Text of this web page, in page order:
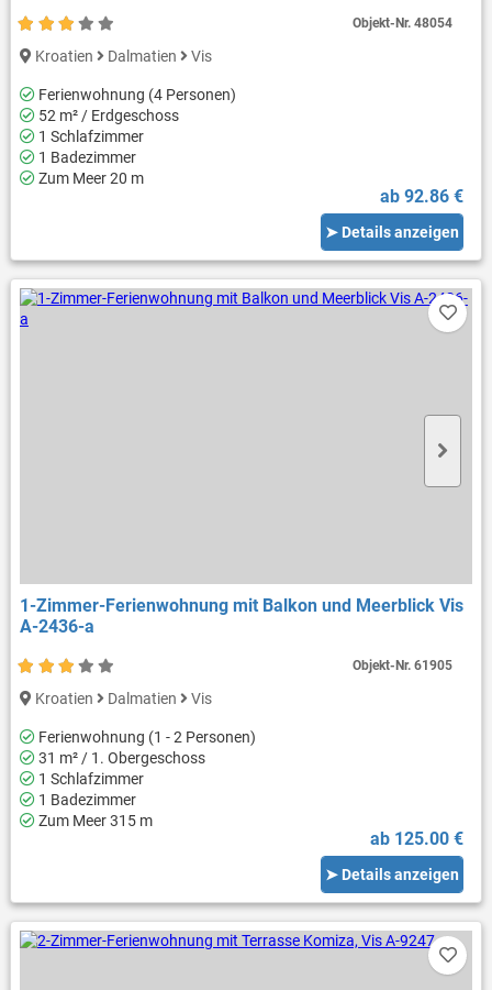
Kroatien Dalmatien Vis
Ferienwohnung (4 Personen)
52 m² / Erdgeschoss
1 Schlafzimmer
1 Badezimmer
Zum Meer 20 m
ab 92.86 €
➤ Details anzeigen
Objekt-Nr.48054
1-Zimmer-Ferienwohnung mit Balkon und Meerblick Vis
A-2436-a
Kroatien Dalmatien Vis
Ferienwohnung (1 - 2 Personen)
31 m² / 1. Obergeschoss
1 Schlafzimmer
1 Badezimmer
Zum Meer 315 m
ab 125.00 €
➤ Details anzeigen
Objekt-Nr.61905